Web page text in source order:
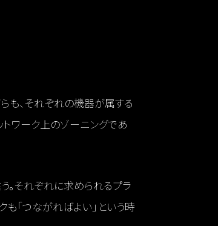
も、それぞれの機器が属する
トワーク上のゾーニングであ
。それぞれに求められるプラ
も「つながればよい」という時